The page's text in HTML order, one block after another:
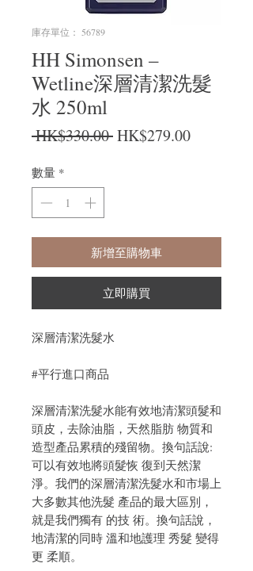
庫存單位： 56789
HH Simonsen –
Wetline深層清潔洗髮
水 250ml
HK$330.00 一般價格
HK$279.00促銷價格
數量 *
新增至購物車
立即購買
深層清潔洗髮水
#平行進口商品
深層清潔洗髮水能有效地清潔頭髮和
頭皮，去除油脂，天然脂肪 物質和
造型產品累積的殘留物。換句話說:
可以有效地將頭髮恢 復到天然潔
淨。我們的深層清潔洗髮水和市場上
大多數其他洗髮 產品的最大區別，
就是我們獨有 的技 術。換句話說，
地清潔的同時 溫和地護理 秀髮 變得
更 柔順。